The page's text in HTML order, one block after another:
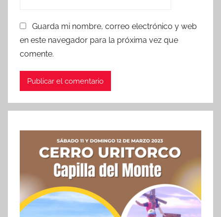
Guarda mi nombre, correo electrónico y web
en este navegador para la próxima vez que
comente.